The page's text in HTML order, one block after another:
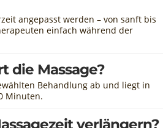
angepasst werden – von sanft bis
einfach während der
die Massage?
Behandlung ab und liegt in
Minuten.
verlängern?